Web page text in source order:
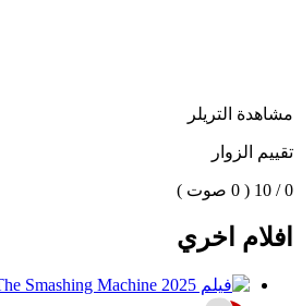
مشاهدة التريلر
تقييم الزوار
0 / 10 ( 0 صوت )
افلام اخري